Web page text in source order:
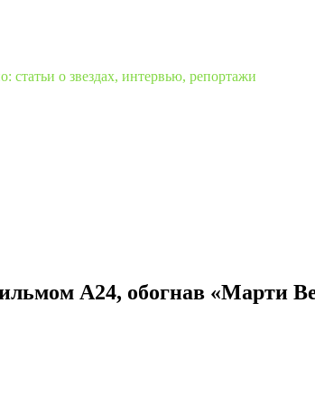
о звездах, интервью, репортажи
A24, обогнав «Марти